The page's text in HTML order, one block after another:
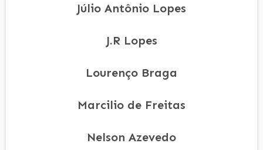
Júlio Antônio Lopes
J.R Lopes
Lourenço Braga
Marcilio de Freitas
Nelson Azevedo